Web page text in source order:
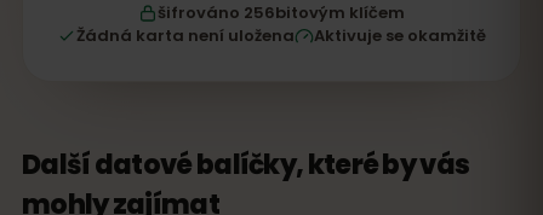
šifrováno 256bitovým klíčem
Žádná karta není uložena
Aktivuje se okamžitě
Další datové balíčky, které by vás
mohly zajímat